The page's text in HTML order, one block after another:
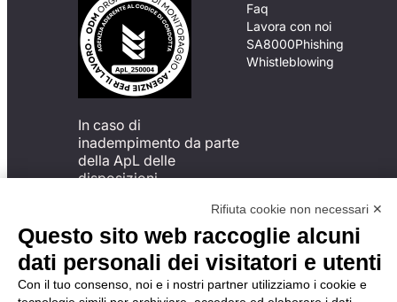
In caso di
inadempimento da parte
della ApL delle
disposizioni
possibile presentare un
reclamo
all’Organismo di
Monitoraggio utilizzando
una delle modalità
Faq
Lavora con noi
SA8000Phishing
Whistleblowing
Rifiuta cookie non necessari ✕
Questo sito web raccoglie alcuni
dati personali dei visitatori e utenti
Con il tuo consenso, noi e i nostri partner utilizziamo i cookie e